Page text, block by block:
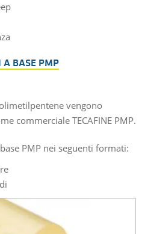
A BASE PMP
vengono
commerciale TECAFINE PMP.
PMP nei seguenti formati: